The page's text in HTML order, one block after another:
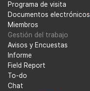
Programa de visita
Documentos electrónicos
Miembros
Gestión del trabajo
Avisos y Encuestas
Informe
Field Report
To-do
Chat